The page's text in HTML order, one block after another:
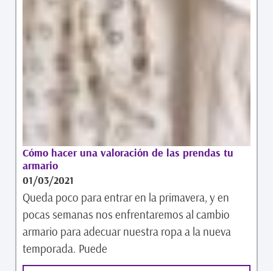
Cómo hacer una valoración de las prendas tu
armario
01/03/2021
Queda poco para entrar en la primavera, y en
pocas semanas nos enfrentaremos al cambio
armario para adecuar nuestra ropa a la nueva
temporada. Puede